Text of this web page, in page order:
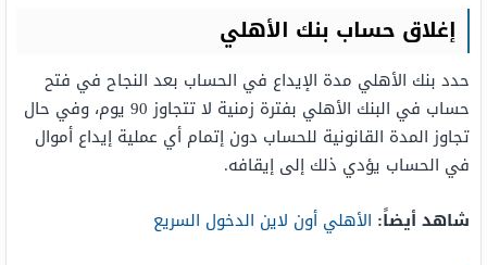
إغلاق حساب بنك الأهلي
حدد بنك الأهلي مدة الإيداع في الحساب بعد النجاح في فتح
حساب في البنك الأهلي بفترة زمنية لا تتجاوز 90 يوم، وفي حال
تجاوز المدة القانونية للحساب دون إتمام أي عملية إيداع أموال
في الحساب يؤدي ذلك إلى إيقافه.
شاهد أيضاً: الأهلي أون لاين الدخول السريع